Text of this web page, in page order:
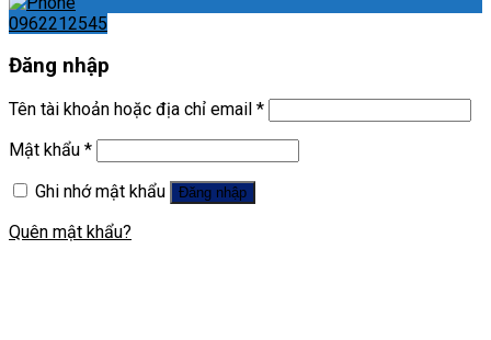
0962212545
Đăng nhập
Tên tài khoản hoặc địa chỉ email *
Mật khẩu *
Ghi nhớ mật khẩu
Đăng nhập
Quên mật khẩu?